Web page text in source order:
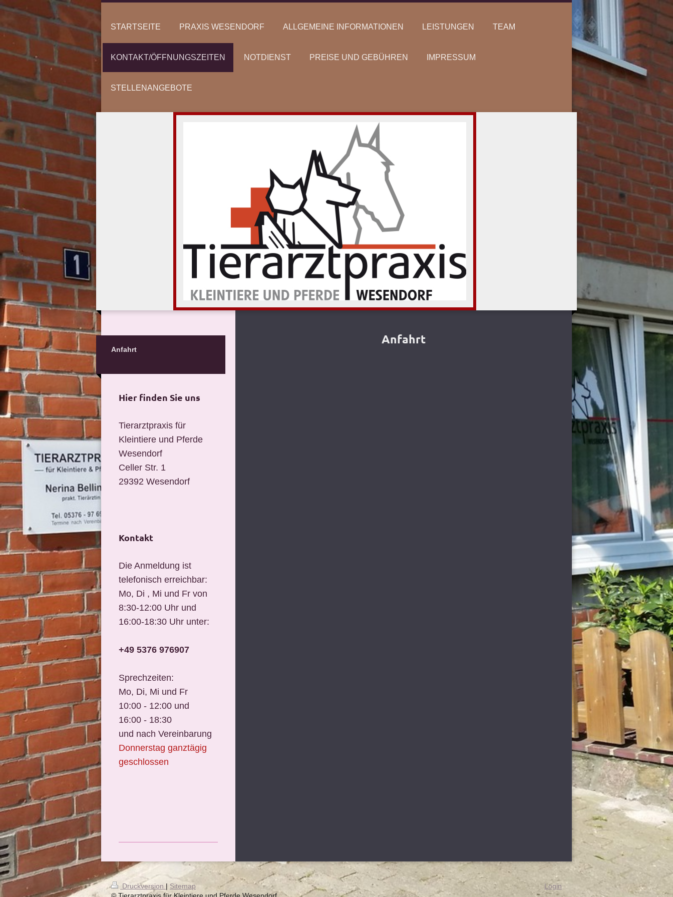
STARTSEITE PRAXIS WESENDORF ALLGEMEINE INFORMATIONEN LEISTUNGEN TEAM
KONTAKT/ÖFFNUNGSZEITEN NOTDIENST PREISE UND GEBÜHREN IMPRESSUM
STELLENANGEBOTE
Anfahrt
Anfahrt
Hier finden Sie uns
Tierarztpraxis für
Kleintiere und Pferde
Wesendorf
Celler Str. 1
29392 Wesendorf
Kontakt
Die Anmeldung ist
telefonisch erreichbar:
Mo, Di , Mi und Fr von
8:30-12:00 Uhr und
16:00-18:30 Uhr unter:
+49 5376 976907
Sprechzeiten:
Mo, Di, Mi und Fr
10:00 - 12:00 und
16:00 - 18:30
und nach Vereinbarung
Donnerstag ganztägig
geschlossen
Druckversion | Sitemap
© Tierarztpraxis für Kleintiere und Pferde Wesendorf
Login